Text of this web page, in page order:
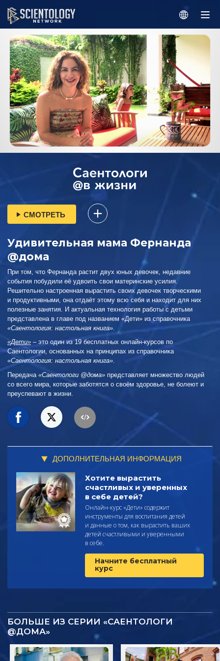
СМОТРЕТЬ
Удивительная мама Фернанда
@дома
При том, что Фернанда растит двух юных девочек, недавние
события побудили её удвоить свои материнские усилия.
Решительно настроенная вырастить своих девочек творческими
и продуктивными, она отдаёт этому всю себя и находит для них
полезные занятия. И актуальная технология работы с детьми
представлена в главе под названием «Дети» из справочника
«Саентология: настольная книга»
«Дети» – это один из 19 бесплатных онлайн-курсов по
Саентологии, основанных на принципах из справочника
«Саентология: настольная книга».
Передача «Саентологи @дома» представляет множество людей
со всего мира, которые заботятся о своём здоровье, не болеют и
преуспевают в жизни.
ДОПОЛНИТЕЛЬНАЯ ИНФОРМАЦИЯ
Хотите вырастить
счастливых и уверенных
в себе детей?
Онлайн-курс «Дети» содержит
инструменты для воспитания детей
и данные о том, как вырастить ваших
детей счастливыми и уверенными
в себе.
Начните бесплатный
курс
БОЛЬШЕ ИЗ СЕРИИ «САЕНТОЛОГИ
@ДОМА»